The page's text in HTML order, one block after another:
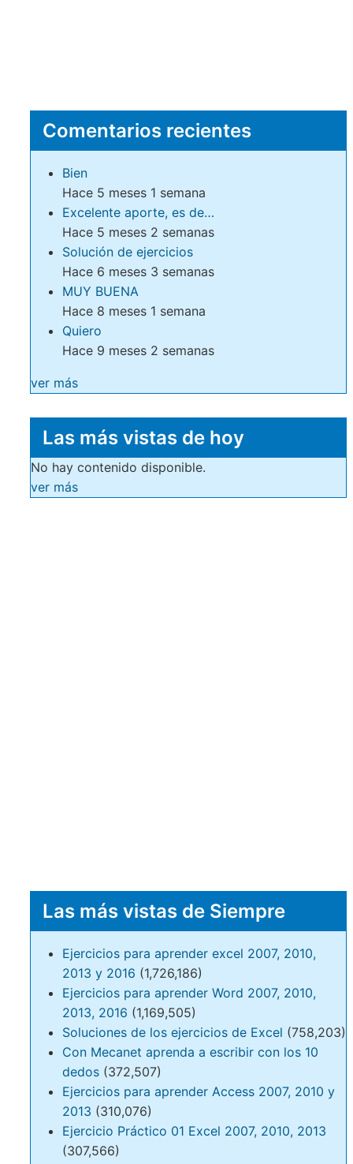
Comentarios recientes
Bien
Hace 5 meses 1 semana
Excelente aporte, es de…
Hace 5 meses 2 semanas
Solución de ejercicios
Hace 6 meses 3 semanas
MUY BUENA
Hace 8 meses 1 semana
Quiero
Hace 9 meses 2 semanas
ver más
Las más vistas de hoy
No hay contenido disponible.
ver más
Las más vistas de Siempre
Ejercicios para aprender excel 2007, 2010,
2013 y 2016 (1,726,186)
Ejercicios para aprender Word 2007, 2010,
2013, 2016 (1,169,505)
Soluciones de los ejercicios de Excel (758,203)
Con Mecanet aprenda a escribir con los 10
dedos (372,507)
Ejercicios para aprender Access 2007, 2010 y
2013 (310,076)
Ejercicio Práctico 01 Excel 2007, 2010, 2013
(307,566)